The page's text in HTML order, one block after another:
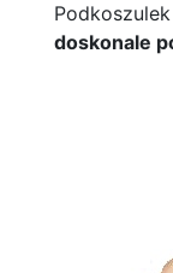
doskonale